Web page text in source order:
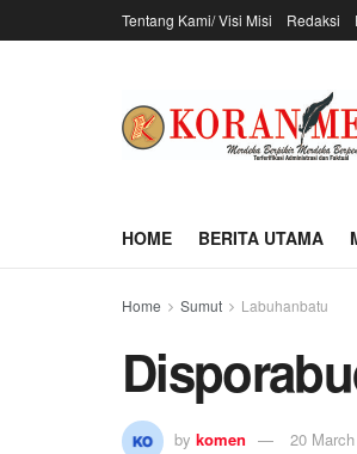
Tentang Kami/ Visi Misi Redaksi
HOME BERITA UTAMA
Home Sumut Labuhanbatu
by komen 20